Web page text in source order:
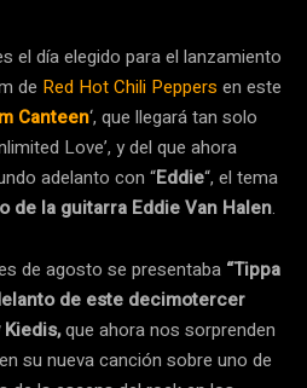
el día elegido para el lanzamiento
de Red Hot Chili Peppers en este
Canteen‘, que llegará tan solo
Love’, y del que ahora
adelanto con “Eddie“, el tema
de la guitarra Eddie Van Halen.
de agosto se presentaba “Tippa
de este decimotercer
que ahora nos sorprenden
su nueva canción sobre uno de